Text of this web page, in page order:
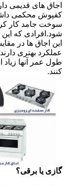
اجاق های قدیمی
کفپوش محکمی
سوخت جامد کار
شود.افرادی که این
این اجاق ها در
عملکرد بهتری
طول عمر آنها زیاد
کنند.
گازی یا برقی؟